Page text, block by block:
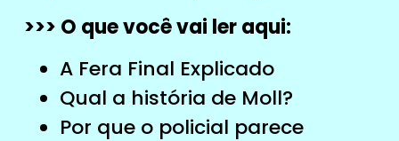
>>> O que você vai ler aqui:
A Fera Final Explicado
Qual a história de Moll?
Por que o policial parece